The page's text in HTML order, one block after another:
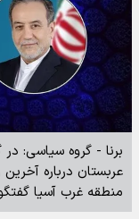
برنا - گروه سیاسی: در
عربستان درباره
منطقه غرب آسیا